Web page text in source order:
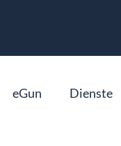
eGun Dienste